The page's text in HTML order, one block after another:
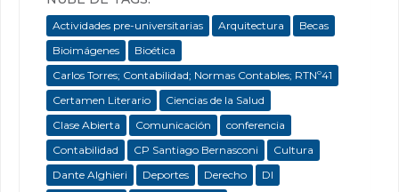
Actividades pre-universitarias Arquitectura
Becas
Bioimágenes
Bioética
Carlos Torres; Contabilidad; Normas Contables; RTNº41
Certamen Literario
Ciencias de la Salud
Clase Abierta
Comunicación
conferencia
Contabilidad
CP Santiago Bernasconi
Cultura
Dante Alghieri
Deportes Derecho
DI